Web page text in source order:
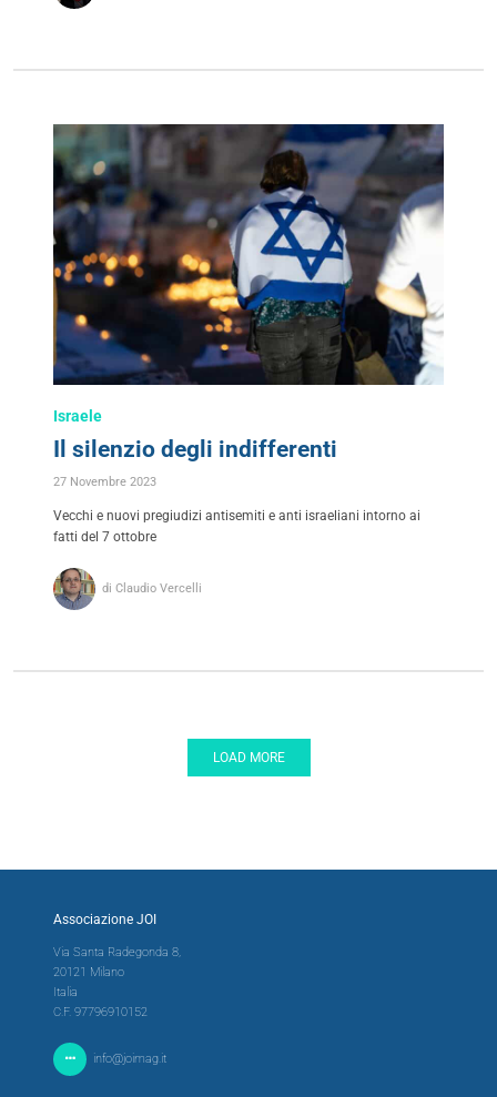
Israele
Il silenzio degli indifferenti
27 Novembre 2023
Vecchi e nuovi pregiudizi antisemiti e anti israeliani intorno ai
fatti del 7 ottobre
di Claudio Vercelli
LOAD MORE
Associazione JOI
Via Santa Radegonda 8,
20121 Milano
Italia
C.F. 97796910152
info@joimag.it